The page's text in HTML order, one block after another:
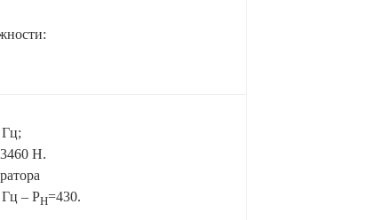
Н.
Гц – РН=430.